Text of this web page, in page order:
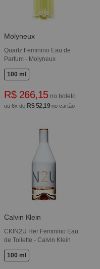
Molyneux
Quartz Feminino Eau de
Parfum - Molyneux
100 ml
R$ 266,15no boleto
ou 6x de R$ 52,19 no cartão
Calvin Klein
CKIN2U Her Feminino Eau
de Toilette - Calvin Klein
100 ml